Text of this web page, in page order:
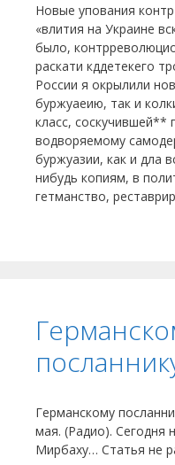
Новые упования
«влития на Украине
было,
раскати кддетекего
России я окрылили
буржуаеию, так и
класс, соскучившей**
водворяемому
буржуазии, как и дла
нибудь копиям, в
гетманство,
Германскому
мая. (Радио). Сегодня
Мирбаху… Статья не